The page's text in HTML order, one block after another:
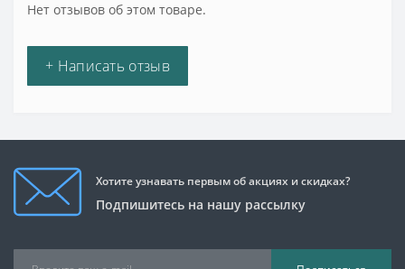
Нет отзывов об этом товаре.
+ Написать отзыв
Хотите узнавать первым об акциях и скидках?
Подпишитесь на нашу рассылку